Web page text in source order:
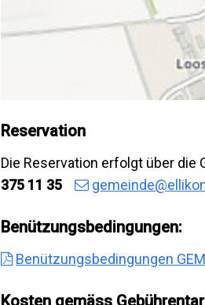
Reservation
Die Reservation erfolgt über die
375 11 35
Benützungsbedingungen:
Benützungsbedingungen
Kosten gemäss